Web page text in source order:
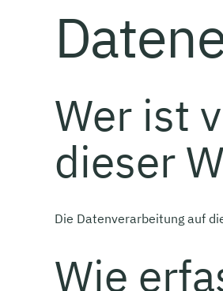
Wer ist
dieser
Die Datenverarbeitung auf
Wie